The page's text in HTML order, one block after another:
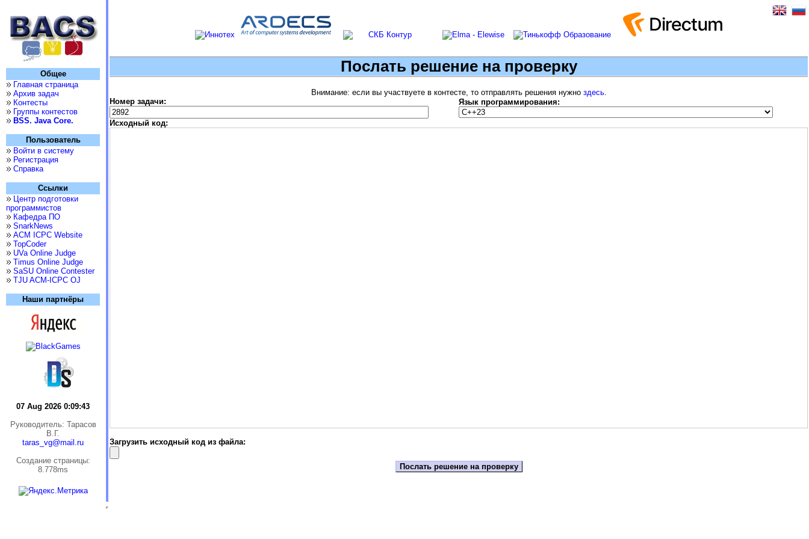
Общее
Главная страница
Архив задач
Контесты
Группы контестов
BSS. Java Core.
Пользователь
Войти в систему
Регистрация
Справка
Ссылки
Центр подготовки
программистов
Кафедра ПО
SnarkNews
ACM ICPC Website
TopCoder
UVa Online Judge
Timus Online Judge
SaSU Online Contester
TJU ACM-ICPC OJ
Наши партнёры
07 Aug 2026 0:09:43
Руководитель: Тарасов
В.Г.
taras_vg@mail.ru
Cоздание страницы:
8.778ms
Послать решение на проверку
Внимание: если вы участвуете в контесте, то отправлять решения нужно здесь.
Номер задачи:
Язык программирования:
Исходный код:
Загрузить исходный код из файла: